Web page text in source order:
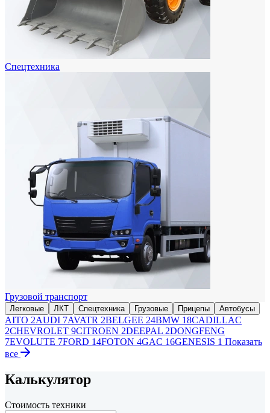
Спецтехника
Грузовой транспорт
Легковые ЛКТ Спецтехника Грузовые Прицепы Автобусы
AITO 2AUDI 7AVATR 2BELGEE 24BMW 18CADILLAC
2CHEVROLET 9CITROEN 2DEEPAL 2DONGFENG
7EVOLUTE 7FORD 14FOTON 4GAC 16GENESIS 1 Показать
все
Калькулятор
Стоимость техники